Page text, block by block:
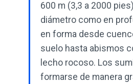
600 m (3,3 a 2000
diámetro como en
en forma desde
suelo hasta abismos
lecho rocoso. Los
formarse de manera